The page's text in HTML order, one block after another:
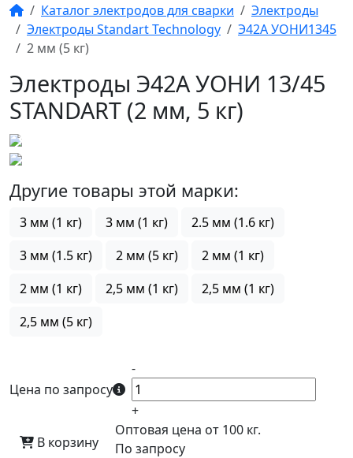
Каталог электродов для сварки
Электроды
Электроды Standart Technology
Э42А УОНИ1345
2 мм (5 кг)
Электроды Э42А УОНИ 13/45
STANDART (2 мм, 5 кг)
Другие товары этой марки:
3 мм (1 кг) 3 мм (1 кг)
2.5 мм (1.6 кг)
3 мм (1.5 кг)
2 мм (5 кг)
2 мм (1 кг)
2 мм (1 кг)
2,5 мм (1 кг)
2,5 мм (1 кг)
2,5 мм (5 кг)
Цена по запросу
-
+
В корзину
Оптовая цена от 100 кг.
По запросу